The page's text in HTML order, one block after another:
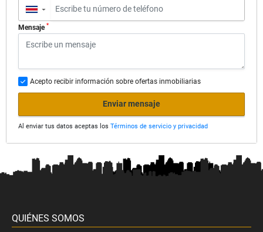
▼
Mensaje *
Acepto recibir información sobre ofertas inmobiliarias
Enviar mensaje
Al enviar tus datos aceptas los Términos de servicio y privacidad
QUIÉNES SOMOS